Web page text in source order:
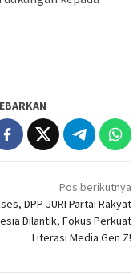
Pos berikutnya
DPP JURI Partai Rakyat
Dilantik, Fokus Perkuat
Literasi Media Gen Z!